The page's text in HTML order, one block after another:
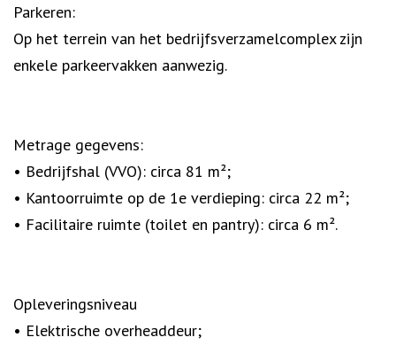
Parkeren:
Op het terrein van het bedrijfsverzamelcomplex zijn
enkele parkeervakken aanwezig.
Metrage gegevens:
• Bedrijfshal (VVO): circa 81 m²;
• Kantoorruimte op de 1e verdieping: circa 22 m²;
• Facilitaire ruimte (toilet en pantry): circa 6 m².
Opleveringsniveau
• Elektrische overheaddeur;